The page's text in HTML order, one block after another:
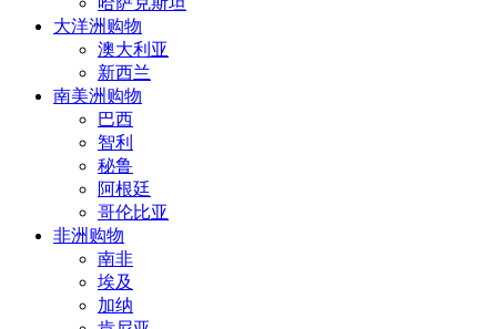
大洋洲购物
澳大利亚
新西兰
南美洲购物
巴西
智利
秘鲁
阿根廷
哥伦比亚
非洲购物
南非
埃及
加纳